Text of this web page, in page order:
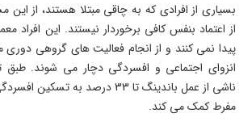
بسیاری از افرادی که به چاقی مبتلا هستند، از
از اعتماد بنفس کافی برخوردار نیستند. این افراد
پیدا نمی کنند و از انجام فعالیت های گروهی دوری
انزوای اجتماعی و افسردگی دچار می شوند.
ناشی از عمل باندینگ تا 33 درصد به
مفرط کمک می کند.